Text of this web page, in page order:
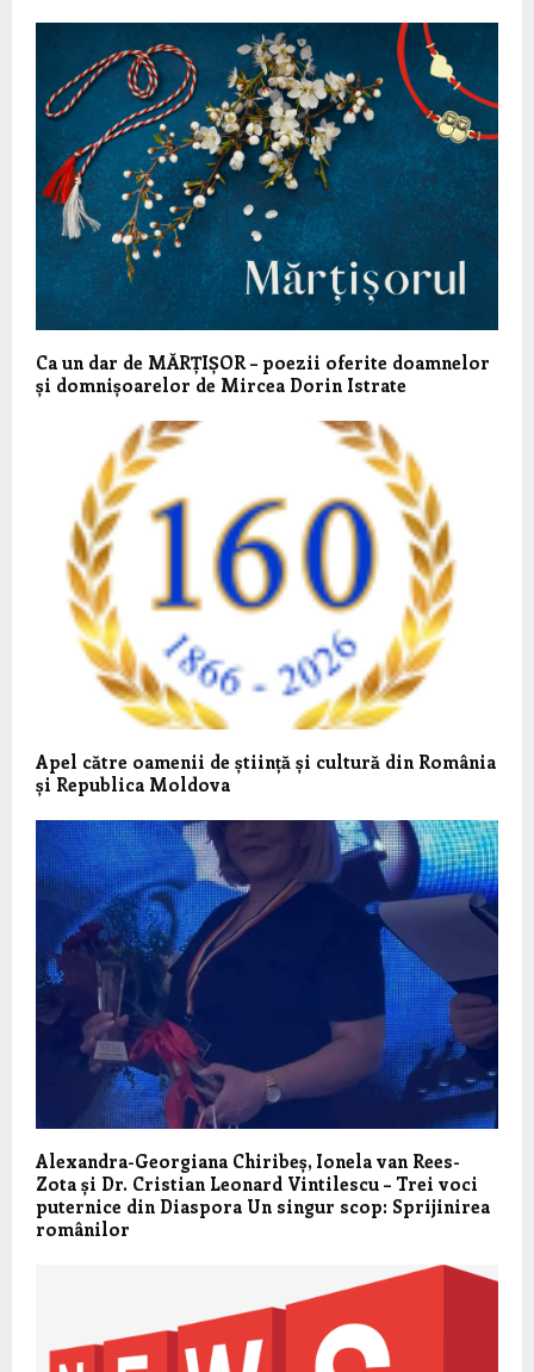
Ca un dar de MĂRȚIȘOR – poezii oferite doamnelor
și domnișoarelor de Mircea Dorin Istrate
Apel către oamenii de știință și cultură din România
și Republica Moldova
Alexandra-Georgiana Chiribeș, Ionela van Rees-
Zota și Dr. Cristian Leonard Vintilescu – Trei voci
puternice din Diaspora Un singur scop: Sprijinirea
românilor